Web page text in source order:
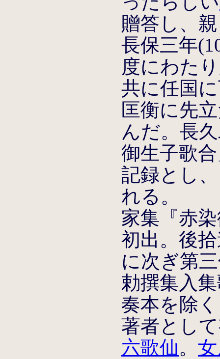
贈答し、
長保三年
度にわた
共に任国
匡衡に先
んだ。長
御生子歌
記録とし
れる。
家集『赤
初出。後
に次ぎ第
勅撰集入
奏本を除
著者とし
六歌仙。